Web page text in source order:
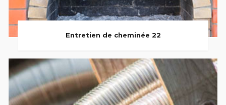
Entretien de cheminée 22